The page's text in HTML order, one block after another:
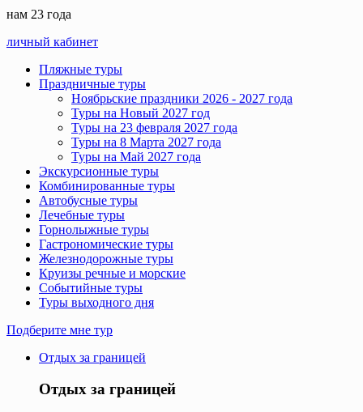
нам 23 года
личный кабинет
Пляжные туры
Праздничные туры
Ноябрьские праздники 2026 - 2027 года
Туры на Новый 2027 год
Туры на 23 февраля 2027 года
Туры на 8 Марта 2027 года
Туры на Май 2027 года
Экскурсионные туры
Комбинированные туры
Автобусные туры
Лечебные туры
Горнолыжные туры
Гастрономические туры
Железнодорожные туры
Круизы речные и морские
Событийные туры
Туры выходного дня
Подберите мне тур
Отдых за границей
Отдых за границей